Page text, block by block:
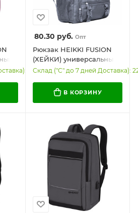
10
80.30 руб. Опт
Рюкзак HEIKKI FUSION
(ХЕЙКИ) универсальный,
отделение для ноутбука,
44х31х14 см, 273865
Склад ("С" до 7 дней Доставка):
В КОРЗИНУ